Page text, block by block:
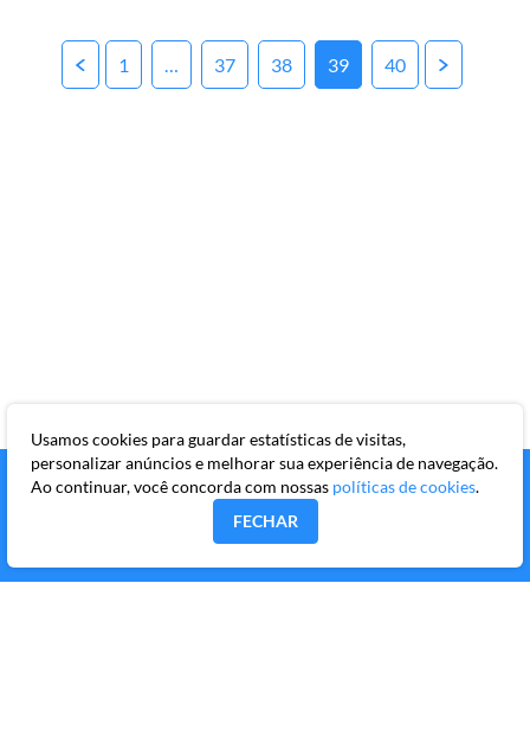
Posts
1 … 37 38 39 40
Usamos cookies para guardar estatísticas de visitas,
personalizar anúncios e melhorar sua experiência de navegação.
Ao continuar, você concorda com nossas políticas de cookies.
FECHAR